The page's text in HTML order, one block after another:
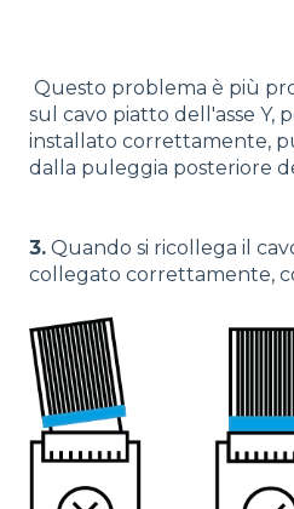
Questo problema è più
sul cavo piatto dell'asse Y,
installato correttamente,
dalla puleggia posteriore
3. Quando si ricollega il
collegato correttamente,